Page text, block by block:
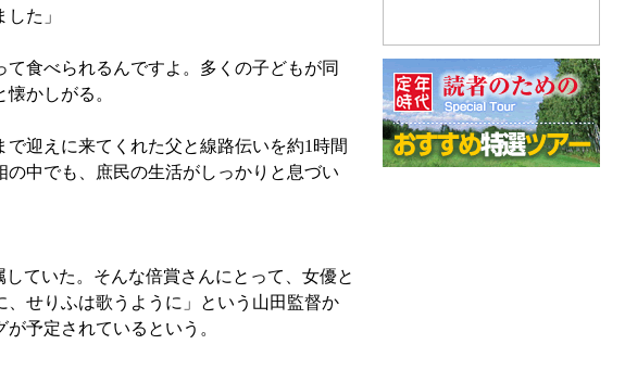
た」
食べられるんですよ。多くの子どもが同
かしがる。
迎えに来てくれた父と線路伝いを約1時間
中でも、庶民の生活がしっかりと息づい
ていた。そんな倍賞さんにとって、女優と
せりふは歌うように」という山田監督か
予定されているという。